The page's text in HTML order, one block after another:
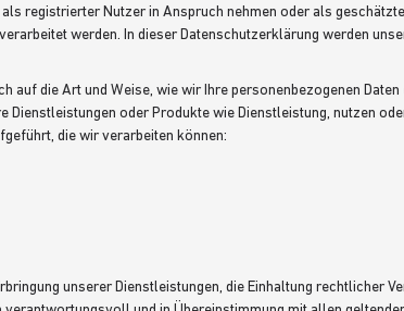
registrierter Nutzer in Anspruch nehmen oder als
werden. In dieser Datenschutzerklärung werden
auf die Art und Weise, wie wir Ihre personenbezogenen
Dienstleistungen oder Produkte wie Dienstleistung, nutzen
die wir verarbeiten können:
unserer Dienstleistungen, die Einhaltung